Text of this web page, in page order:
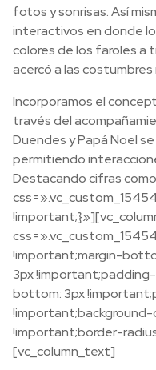
fotos y sonrisas. Así
interactivos en donde
colores de los faroles a
acercó a las costumbres
Incorporamos el
través del
Duendes y Papá Noel
permitiendo
Destacando cifras
!important;margin-
3px
bottom: 3px
!important;border-
[vc_column_text]